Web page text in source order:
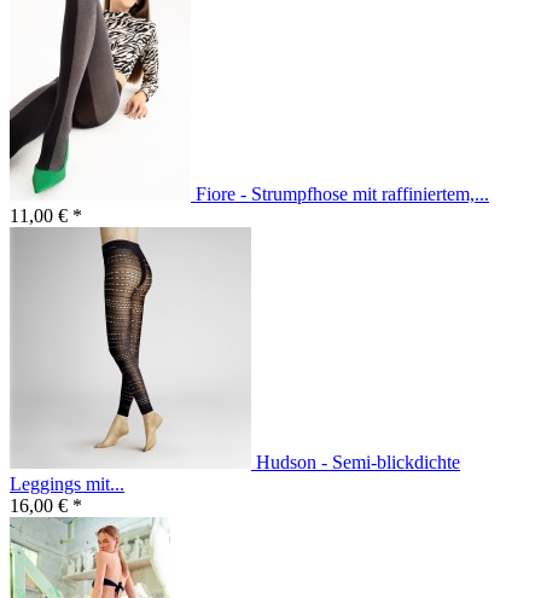
Fiore - Strumpfhose mit raffiniertem,...
11,00 € *
Hudson - Semi-blickdichte
Leggings mit...
16,00 € *